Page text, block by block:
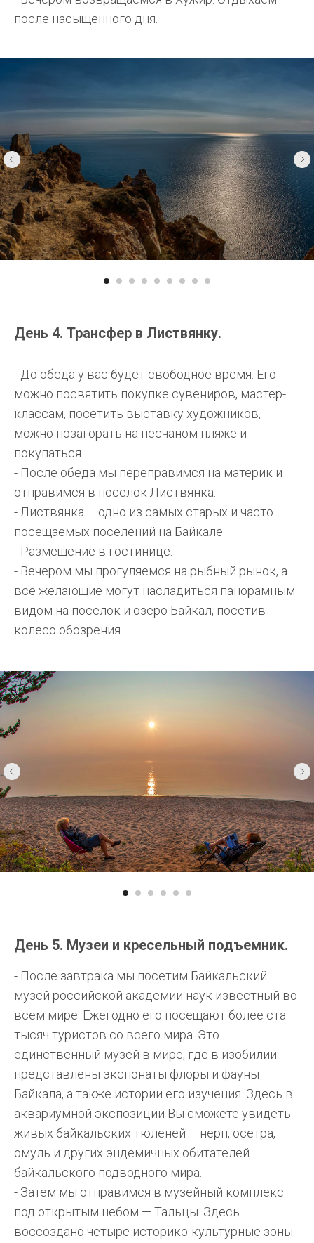
после насыщенного дня.
День 4. Трансфер в Листвянку.
- До обеда у вас будет свободное время. Его
можно посвятить покупке сувениров, мастер-
классам, посетить выставку художников,
можно позагорать на песчаном пляже и
покупаться.
- После обеда мы переправимся на материк и
отправимся в посёлок Листвянка.
- Листвянка – одно из самых старых и часто
посещаемых поселений на Байкале.
- Размещение в гостинице.
- Вечером мы прогуляемся на рыбный рынок, а
все желающие могут насладиться панорамным
видом на поселок и озеро Байкал, посетив
колесо обозрения.
День 5. Музеи и кресельный подъемник.
- После завтрака мы посетим Байкальский
музей российской академии наук известный во
всем мире. Ежегодно его посещают более ста
тысяч туристов со всего мира. Это
единственный музей в мире, где в изобилии
представлены экспонаты флоры и фауны
Байкала, а также истории его изучения. Здесь в
аквариумной экспозиции Вы сможете увидеть
живых байкальских тюленей – нерп, осетра,
омуль и других эндемичных обитателей
байкальского подводного мира.
- Затем мы отправимся в музейный комплекс
под открытым небом — Тальцы. Здесь
воссоздано четыре историко-культурные зоны: